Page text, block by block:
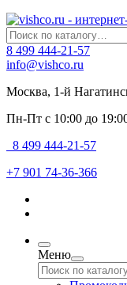
8 499 444-21-57
info@vishco.ru
Москва, 1-й
Пн-Пт с 10:00 до
8 499 444-21-57
+7 901 74-36-366
Меню